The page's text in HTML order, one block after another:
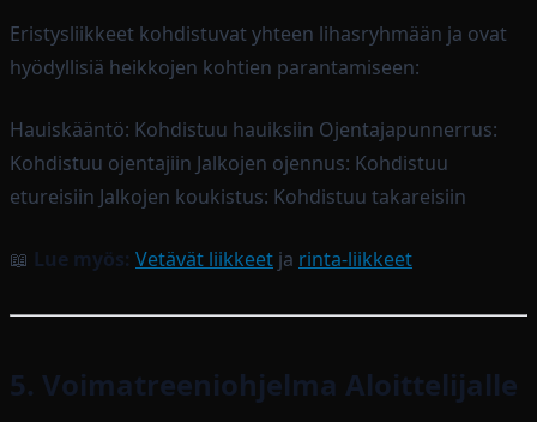
Eristysliikkeet kohdistuvat yhteen lihasryhmään ja ovat
hyödyllisiä heikkojen kohtien parantamiseen:
Hauiskääntö: Kohdistuu hauiksiin Ojentajapunnerrus:
Kohdistuu ojentajiin Jalkojen ojennus: Kohdistuu
etureisiin Jalkojen koukistus: Kohdistuu takareisiin
📖 Lue myös: Vetävät liikkeet ja rinta-liikkeet
5. Voimatreeniohjelma Aloittelijalle